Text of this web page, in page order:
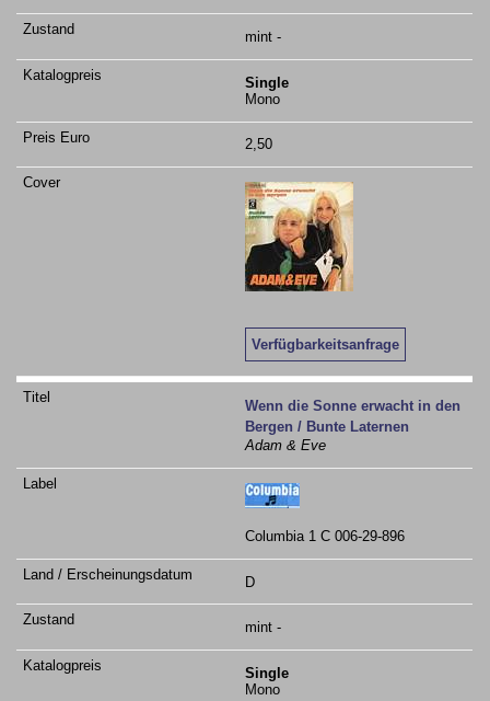
mint -
Single
Mono
2,50
Verfügbarkeitsanfrage
Wenn die Sonne erwacht in den
Bergen / Bunte Laternen
Adam & Eve
Columbia 1 C 006-29-896
D
mint -
Single
Mono